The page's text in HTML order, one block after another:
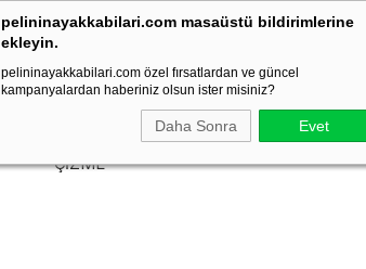
pelininayakkabilari.com masaüstü bildirimlerine
ekleyin.
pelininayakkabilari.com özel fırsatlardan ve güncel
kampanyalardan haberiniz olsun ister misiniz?
Daha Sonra Evet
ÇİZME
STİLETTO MAKOSEN